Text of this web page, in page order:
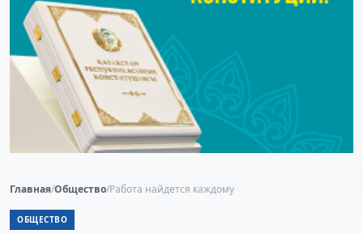
Главная/Общество/Работа найдется каждому
ОБЩЕСТВО